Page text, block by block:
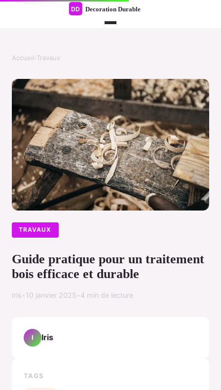
Accueil›Travaux
TRAVAUX
Guide pratique pour un traitement
bois efficace et durable
Iris 10 janvier 2025 4 min de lecture
I Iris
TAGS